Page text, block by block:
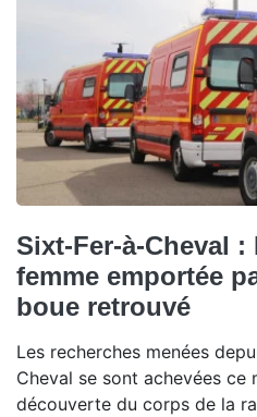
Sixt-Fer-à-Cheval
femme emportée
boue retrouvé
Les recherches menées
Cheval se sont achevées ce
découverte du corps de la